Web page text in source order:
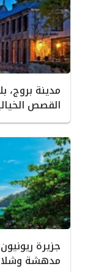
مدينة بروج،
القصص
جزيرة
مدهشة